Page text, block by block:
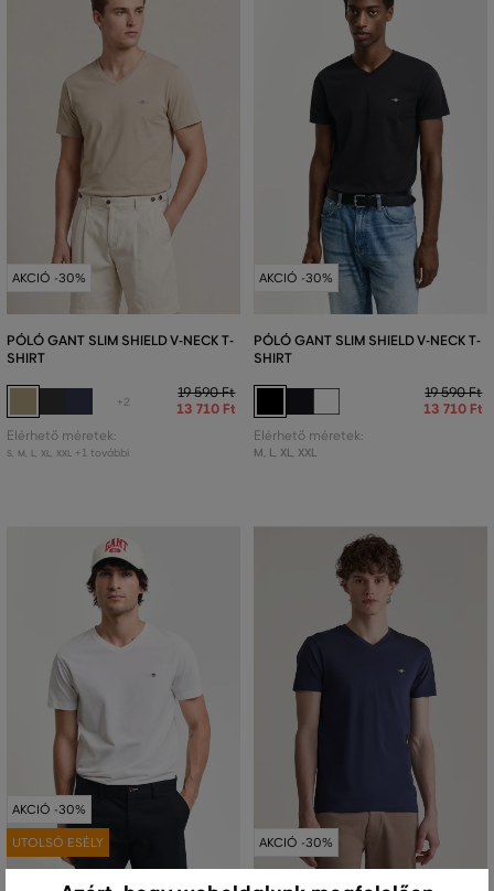
AKCIÓ -30%
PÓLÓ GANT SLIM SHIELD V-NECK T-
SHIRT
+2
19 590 Ft
13 710 Ft
Elérhető méretek:
S, M L XL XXL +1 további
AKCIÓ -30%
PÓLÓ GANT SLIM SHIELD V-NECK T-
SHIRT
19 590 Ft
13 710 Ft
Elérhető méretek:
M, L, XL, XXL
AKCIÓ -30%
UTOLSÓ ESÉLY AKCIÓ -30%